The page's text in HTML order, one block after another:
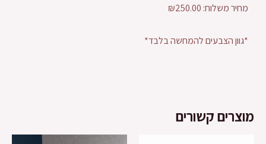
מחיר משלוח: ₪250.00
*גוון הצבעים להמחשה בלבד*
מוצרים קשורים